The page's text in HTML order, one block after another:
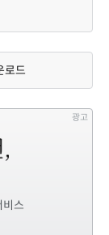
로드
광고
비스